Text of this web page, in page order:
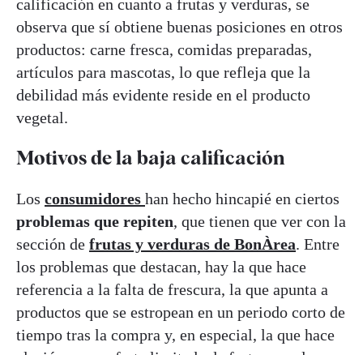
calificación en cuanto a frutas y verduras, se
observa que sí obtiene buenas posiciones en otros
productos: carne fresca, comidas preparadas,
artículos para mascotas, lo que refleja que la
debilidad más evidente reside en el producto
vegetal.
Motivos de la baja calificación
Los consumidores han hecho hincapié en ciertos
problemas que repiten, que tienen que ver con la
sección de frutas y verduras de BonÀrea. Entre
los problemas que destacan, hay la que hace
referencia a la falta de frescura, la que apunta a
productos que se estropean en un periodo corto de
tiempo tras la compra y, en especial, la que hace